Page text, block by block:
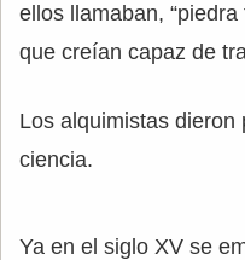
ellos llamaban,
que creían capaz de
Los alquimistas
ciencia.
Ya en el siglo XV se